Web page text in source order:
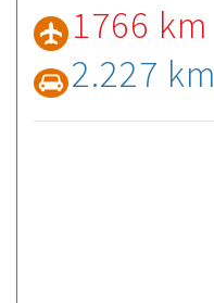
1766 km
2.227 km